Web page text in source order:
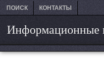
ПОИСК КОНТАКТЫ
Информационные